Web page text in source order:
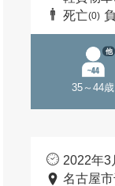
死亡(0)
35～44歳
他
2022年3
名古屋